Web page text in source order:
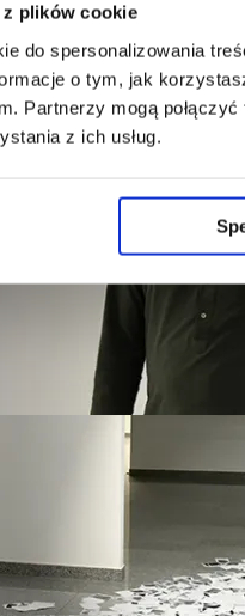
plików cookie
do spersonalizowania
o tym, jak
Partnerzy mogą
z ich usług.